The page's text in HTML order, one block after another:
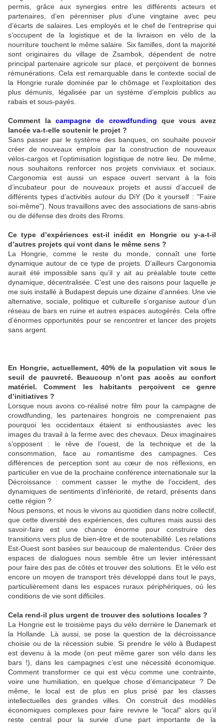
permis, grâce aux synergies entre les différents acteurs et
partenaires, d’en pérenniser plus d’une vingtaine avec peu
d’écarts de salaires. Les employés et le chef de l’entreprise qui
s’occupent de la logistique et de la livraison en vélo de la
nourriture touchent le même salaire. Six familles, dont la majorité
sont originaires du village de Zsambok, dépendent de notre
principal partenaire agricole sur place, et perçoivent de bonnes
rémunérations. Cela est remarquable dans le contexte social de
la Hongrie rurale dominée par le chômage et l’exploitation des
plus démunis, légalisée par un système d’emplois publics au
rabais et sous-payés.
Comment lacampagne de crowdfunding que vous avez
lancée va-t-elle soutenir le projet ?
Sans passer par le système des banques, on souhaite pouvoir
créer de nouveaux emplois par la construction de nouveaux
vélos-cargos et l’optimisation logistique de notre lieu. De même,
nous souhaitons renforcer nos projets conviviaux et sociaux.
Cargonomia est aussi un espace ouvert servant à la fois
d’incubateur pour de nouveaux projets et aussi d’accueil de
différents types d’activités autour du DiY (Do it yourself : "Faire
soi-même"). Nous travaillons avec des associations de sans-abris
ou de défense des droits des Rroms.
Ce type d’expériences est-il inédit en Hongrie ou y-a-t-il
d’autres projets qui vont dans le même sens ?
La Hongrie, comme le reste du monde, connaît une forte
dynamique autour de ce type de projets. D’ailleurs Cargonomia
aurait été impossible sans qu’il y ait au préalable toute cette
dynamique, décentralisée. C’est une des raisons pour laquelle je
me suis installé à Budapest depuis une dizaine d’années. Une vie
alternative, sociale, politique et culturelle s’organise autour d’un
réseau de bars en ruine et autres espaces autogérés. Cela offre
d’énormes opportunités pour se rencontrer et lancer des projets
sans argent.
En Hongrie, actuellement, 40% de la population vit sous le
seuil de pauvreté. Beaucoup n’ont pas accès au confort
matériel. Comment les habitants perçoivent ce genre
d’initiatives ?
Lorsque nous avons co-réalisé notre film pour la campagne de
crowdfunding, les partenaires hongrois ne comprenaient pas
pourquoi les occidentaux étaient si enthousiastes avec les
images du travail à la ferme avec des chevaux. Deux imaginaires
s’opposent : le rêve de l’ouest, de la technique et de la
consommation, face au romantisme des campagnes. Ces
différences de perception sont au cœur de nos réflexions, en
particulier en vue de la prochaine conférence internationale sur la
Décroissance : comment casser le mythe de l’occident, des
dynamiques de sentiments d’infériorité, de retard, présents dans
cette région ?
Nous pensons, et nous le vivons au quotidien dans notre collectif,
que cette diversité des expériences, des cultures mais aussi des
savoir-faire est une chance énorme pour construire des
transitions vers plus de bien-être et de soutenabilité. Les relations
Est-Ouest sont basées sur beaucoup de malentendus. Créer des
espaces de dialogues nous semble être un levier intéressant
pour faire des pas de côtés et trouver des solutions. Et le vélo est
encore un moyen de transport très développé dans tout le pays,
particulièrement dans les espaces ruraux périphériques, où les
conditions de vie sont difficiles.
Cela rend-il plus urgent de trouver des solutions locales ?
La Hongrie est le troisième pays du vélo derrière le Danemark et
la Hollande. Là aussi, se pose la question de la décroissance
choisie ou de la récession subie. Si prendre le vélo à Budapest
est devenu à la mode (on peut même garer son vélo dans les
bars !), dans les campagnes c’est une nécessité économique.
Comment transformer ce qui est vécu comme une contrainte,
voire une humiliation, en quelque chose d’émancipateur ? De
même, le local est de plus en plus prisé par les classes
intellectuelles des grandes villes. On construit des modèles
économiques complexes pour faire revivre le "local" alors qu’il
reste central pour la survie d’une part importante de la